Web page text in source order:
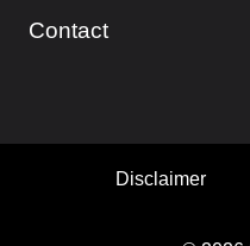
Contact
Disclaimer